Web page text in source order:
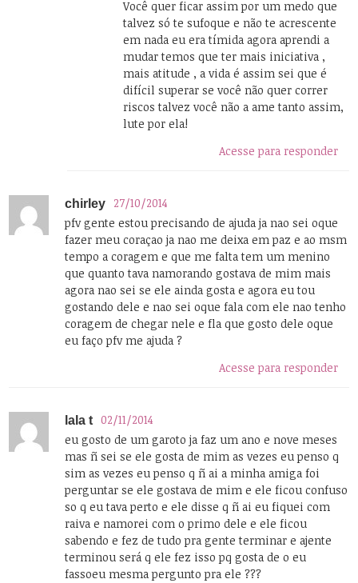
Você quer ficar assim por um medo que
talvez só te sufoque e não te acrescente
em nada eu era tímida agora aprendi a
mudar temos que ter mais iniciativa ,
mais atitude , a vida é assim sei que é
difícil superar se você não quer correr
riscos talvez você não a ame tanto assim,
lute por ela!
Acesse para responder
chirley
27/10/2014
pfv gente estou precisando de ajuda ja nao sei oque
fazer meu coraçao ja nao me deixa em paz e ao msm
tempo a coragem e que me falta tem um menino
que quanto tava namorando gostava de mim mais
agora nao sei se ele ainda gosta e agora eu tou
gostando dele e nao sei oque fala com ele nao tenho
coragem de chegar nele e fla que gosto dele oque
eu faço pfv me ajuda ?
Acesse para responder
lala t
02/11/2014
eu gosto de um garoto ja faz um ano e nove meses
mas ñ sei se ele gosta de mim as vezes eu penso q
sim as vezes eu penso q ñ ai a minha amiga foi
perguntar se ele gostava de mim e ele ficou confuso
so q eu tava perto e ele disse q ñ ai eu fiquei com
raiva e namorei com o primo dele e ele ficou
sabendo e fez de tudo pra gente terminar e ajente
terminou será q ele fez isso pq gosta de o eu
fassoeu mesma pergunto pra ele ???